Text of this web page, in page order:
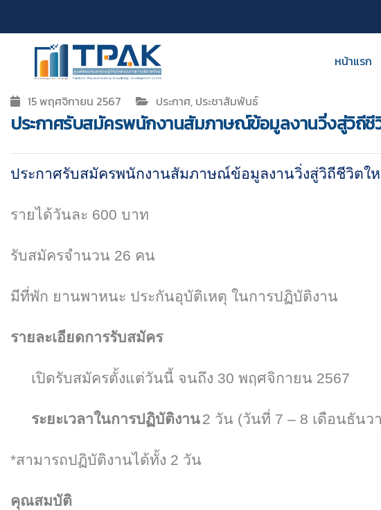
หน้าแรก
15 พฤศจิกายน 2567 ประกาศ, ประชาสัมพันธ์
ประกาศรับสมัครพนักงานสัมภาษณ์ข้อมูลงานวิ่งสู่วิถีชี
ประกาศรับสมัครพนักงานสัมภาษณ์ข้อมูลงานวิ่งสู่วิถีชีวิตใ
รายได้วันละ 600 บาท
รับสมัครจำนวน 26 คน
มีที่พัก ยานพาหนะ ประกันอุบัติเหตุ ในการปฏิบัติงาน
รายละเอียดการรับสมัคร
เปิดรับสมัครตั้งแต่วันนี้ จนถึง 30 พฤศจิกายน 2567
ระยะเวลาในการปฏิบัติงาน2 วัน (วันที่ 7 – 8 เดือนธันว
*สามารถปฏิบัติงานได้ทั้ง 2 วัน
คุณสมบัติ